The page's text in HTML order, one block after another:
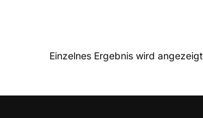
Einzelnes Ergebnis wird angezeigt